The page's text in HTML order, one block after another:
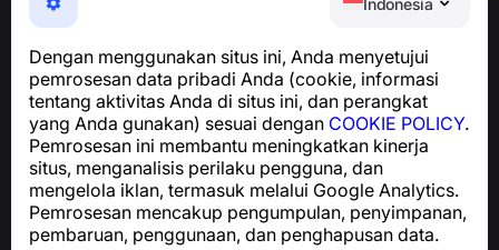
Dengan menggunakan situs ini, Anda menyetujui
pemrosesan data pribadi Anda (cookie, informasi
tentang aktivitas Anda di situs ini, dan perangkat
yang Anda gunakan) sesuai dengan COOKIE POLICY.
Pemrosesan ini membantu meningkatkan kinerja
situs, menganalisis perilaku pengguna, dan
mengelola iklan, termasuk melalui Google Analytics.
Pemrosesan mencakup pengumpulan, penyimpanan,
pembaruan, penggunaan, dan penghapusan data.
dari penipuan telepon, spam, dan pesan yang tidak
Untuk pertanyaan terkait kepatuhan GDPR:
support@numbuster.com
Pusat Bantuan
Berita dan Artikel
Tentang proyek
Kontak